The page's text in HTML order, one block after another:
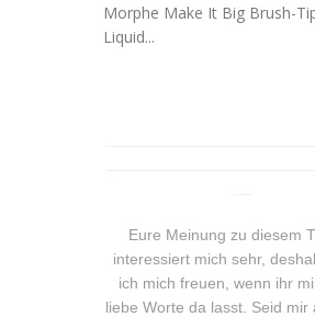
Morphe Make It Big Brush-
Liquid...
Eure Meinung zu diesem
interessiert mich sehr,
ich mich freuen, wenn ihr
liebe Worte da lasst. Seid mir